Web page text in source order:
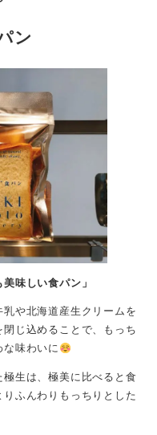
ン
味しい食パン」
や北海道産生クリームを
じ込めることで、もっち
な味わいに
生は、極美に比べると食
ふんわりもっちりとした